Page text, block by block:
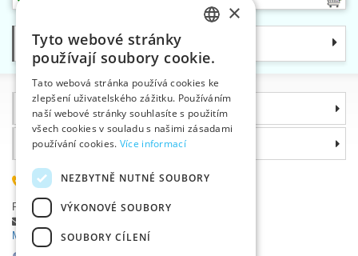
Kategorie
Informace
Proč si zvolit právě nás
585 051 217
Plzeňská 868, 783 91 Uničov, Česká republika
Položit dotaz
Máte problémy s přihlášením ?
ENGLISH
GERMAN
×
Tyto webové stránky
používají soubory cookie.
Tato webová stránka používá cookies ke
zlepšení uživatelského zážitku. Používáním
naší webové stránky souhlasíte s použitím
všech cookies v souladu s našimi zásadami
používání cookies. Více informací
NEZBYTNĚ NUTNÉ SOUBORY
VÝKONOVÉ SOUBORY
SOUBORY CÍLENÍ